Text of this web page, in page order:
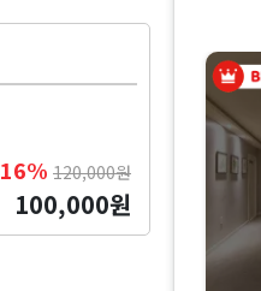
16% 120,000원
100,000원